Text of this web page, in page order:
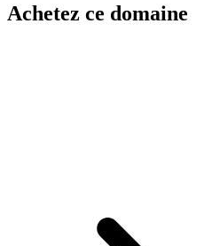
Achetez ce domaine